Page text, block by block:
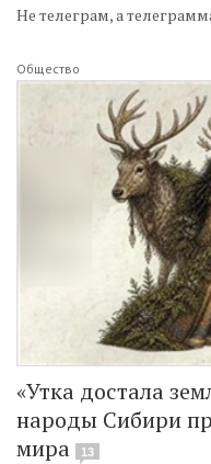
Не телеграм, а
Общество
«Утка достала
народы Сибири
мира
13